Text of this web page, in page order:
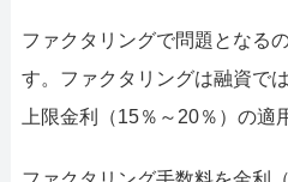
お問合せ
052-
ファクタリングで問題となる
す。ファクタリングは融資で
上限金利（15％～20％）の適